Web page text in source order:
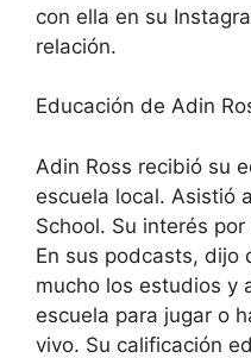
con ella en su
relación.
Educación de Adin
Adin Ross recibió su
escuela local. Asistió
School. Su interés
En sus podcasts, dijo
mucho los estudios y
escuela para jugar o
vivo. Su calificación